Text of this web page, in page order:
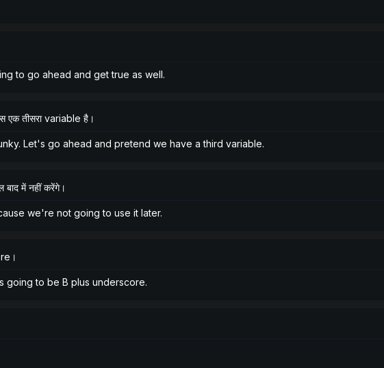
to go ahead and get true as well.
एक तीसरा variable है।
Let's go ahead and pretend we have a third variable.
में नहीं करेंगे।
we're not going to use it later.
going to be B plus underscore.